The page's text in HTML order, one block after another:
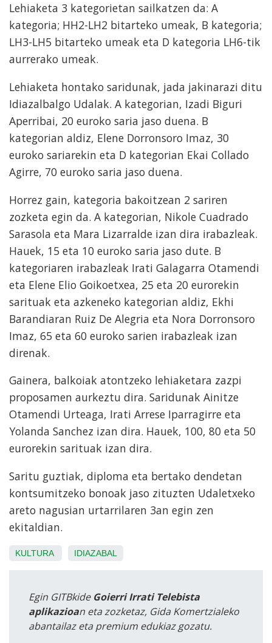
Lehiaketa 3 kategorietan sailkatzen da: A
kategoria; HH2-LH2 bitarteko umeak, B kategoria;
LH3-LH5 bitarteko umeak eta D kategoria LH6-tik
aurrerako umeak.
Lehiaketa hontako saridunak, jada jakinarazi ditu
Idiazalbalgo Udalak. A kategorian, Izadi Biguri
Aperribai, 20 euroko saria jaso duena. B
kategorian aldiz, Elene Dorronsoro Imaz, 30
euroko sariarekin eta D kategorian Ekai Collado
Agirre, 70 euroko saria jaso duena.
Horrez gain, kategoria bakoitzean 2 sariren
zozketa egin da. A kategorian, Nikole Cuadrado
Sarasola eta Mara Lizarralde izan dira irabazleak.
Hauek, 15 eta 10 euroko saria jaso dute. B
kategoriaren irabazleak Irati Galagarra Otamendi
eta Elene Elio Goikoetxea, 25 eta 20 eurorekin
sarituak eta azkeneko kategorian aldiz, Ekhi
Barandiaran Ruiz De Alegria eta Nora Dorronsoro
Imaz, 65 eta 60 euroko sarien irabazleak izan
direnak.
Gainera, balkoiak atontzeko lehiaketara zazpi
proposamen aurkeztu dira. Saridunak Ainitze
Otamendi Urteaga, Irati Arrese Iparragirre eta
Yolanda Sanchez izan dira. Hauek, 100, 80 eta 50
eurorekin sarituak izan dira.
Saritu guztiak, diploma eta bertako dendetan
kontsumitzeko bonoak jaso zituzten Udaletxeko
areto nagusian urtarrilaren 3an egin zen
ekitaldian.
KULTURA IDIAZABAL
Egin GITBkide Goierri Irrati Telebista
aplikazioan eta zozketaz, Gida Komertzialeko
abantailaz eta premium edukiaz gozatu.